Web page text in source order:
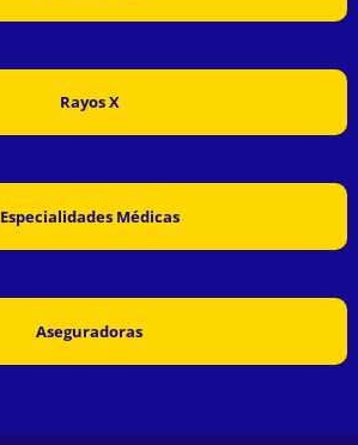
Rayos X
Especialidades Médicas
Aseguradoras